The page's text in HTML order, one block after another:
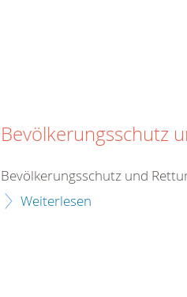
Bevölkerungsschutz
Bevölkerungsschutz und
Weiterlesen